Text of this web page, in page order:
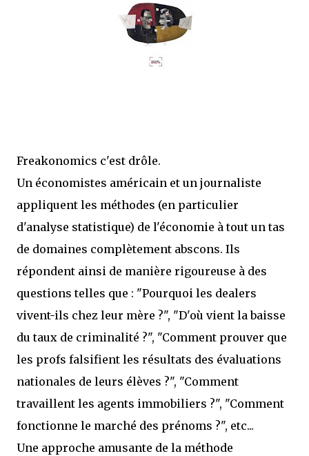
mettre sous tous les yeux. C'est cela...
Freakonomics c'est drôle.
Un économistes américain et un journaliste
appliquent les méthodes (en particulier
d'analyse statistique) de l'économie à tout un tas
de domaines complètement abscons. Ils
répondent ainsi de manière rigoureuse à des
questions telles que : "Pourquoi les dealers
vivent-ils chez leur mère ?", "D'où vient la baisse
du taux de criminalité ?", "Comment prouver que
les profs falsifient les résultats des évaluations
nationales de leurs élèves ?", "Comment
travaillent les agents immobiliers ?", "Comment
fonctionne le marché des prénoms ?", etc...
Une approche amusante de la méthode